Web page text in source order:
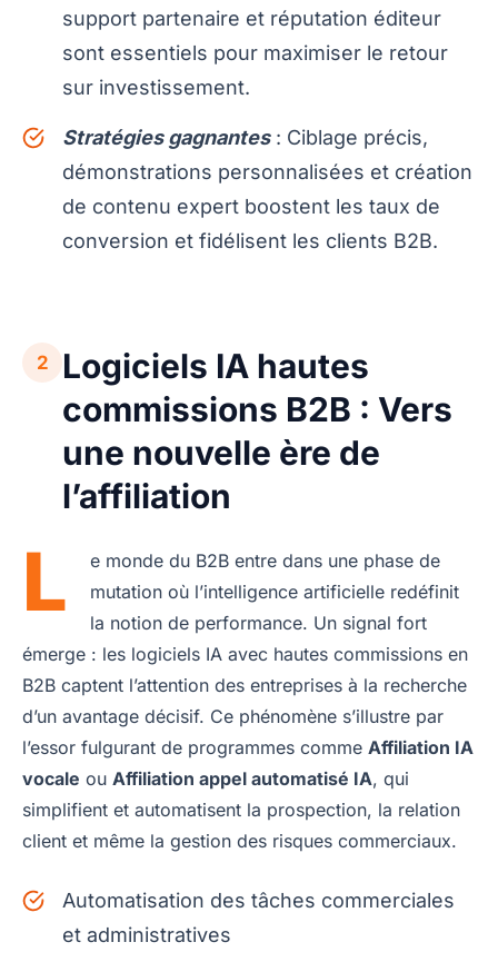
support partenaire et réputation éditeur
sont essentiels pour maximiser le retour
sur investissement.
Stratégies gagnantes: Ciblage précis,
démonstrations personnalisées et création
de contenu expert boostent les taux de
conversion et fidélisent les clients B2B.
2
Logiciels IA hautes
commissions B2B : Vers
une nouvelle ère de
l’affiliation
L
e monde du B2B entre dans une phase de
mutation où l’intelligence artificielle redéfinit
la notion de performance. Un signal fort
émerge : les logiciels IA avec hautes commissions en
B2B captent l’attention des entreprises à la recherche
d’un avantage décisif. Ce phénomène s’illustre par
l’essor fulgurant de programmes comme Affiliation IA
vocale ou Affiliation appel automatisé IA, qui
simplifient et automatisent la prospection, la relation
client et même la gestion des risques commerciaux.
Automatisation des tâches commerciales
et administratives